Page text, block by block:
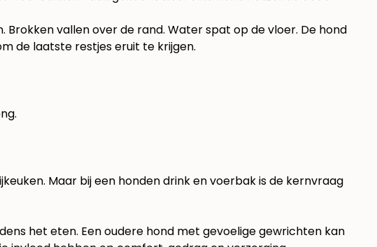
vallen over de rand. Water spat op de vloer. De hond
de laatste restjes eruit te krijgen.
Maar bij een honden drink en voerbak is de kernvraag
het eten. Een oudere hond met gevoelige gewrichten kan